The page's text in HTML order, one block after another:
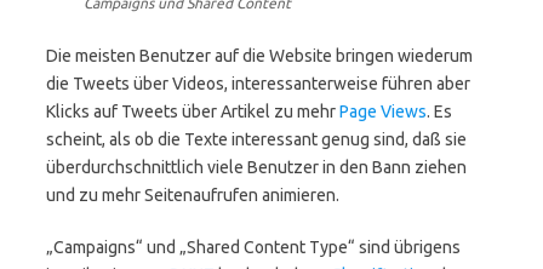
Die meisten Benutzer auf die Website bringen wiederum
die Tweets über Videos, interessanterweise führen aber
Klicks auf Tweets über Artikel zu mehrPage Views. Es
scheint, als ob die Texte interessant genug sind, daß sie
überdurchschnittlich viele Benutzer in den Bann ziehen
und zu mehr Seitenaufrufen animieren.
„Campaigns“ und „Shared Content Type“ sind übrigens